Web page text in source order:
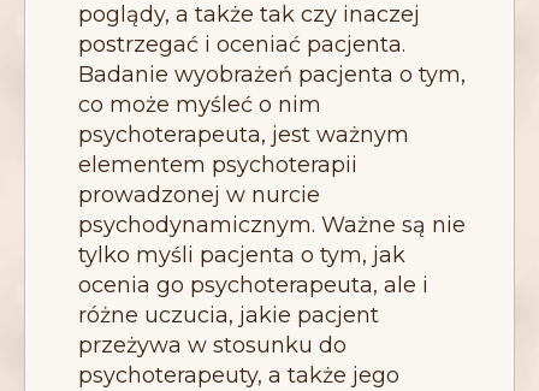
poglądy, a także tak czy inaczej
postrzegać i oceniać pacjenta.
Badanie wyobrażeń pacjenta o tym,
co może myśleć o nim
psychoterapeuta, jest ważnym
elementem psychoterapii
prowadzonej w nurcie
psychodynamicznym. Ważne są nie
tylko myśli pacjenta o tym, jak
ocenia go psychoterapeuta, ale i
różne uczucia, jakie pacjent
przeżywa w stosunku do
psychoterapeuty, a także jego